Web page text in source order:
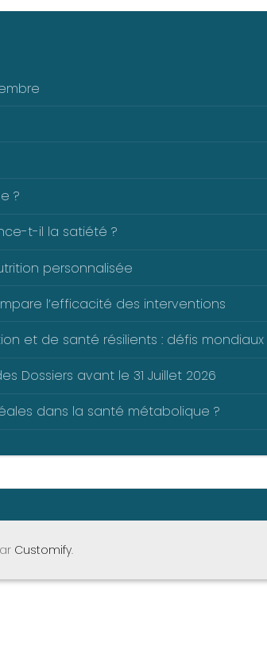
?
t-il la satiété ?
personnalisée
l’efficacité des interventions
et de santé résilients : défis
Dossiers avant le 31 Juillet 2026
dans la santé métabolique ?
Customify.